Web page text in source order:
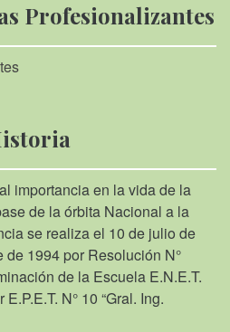
Profesionalizantes
importancia en la vida de la
de la órbita Nacional a la
se realiza el 10 de julio de
de 1994 por Resolución N°
de la Escuela E.N.E.T.
N° 10 “Gral. Ing.